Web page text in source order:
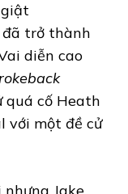
đã trở thành
diễn cao
quá cố Heath
với một đề cử